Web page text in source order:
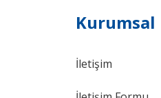
Kurumsal
İletişim